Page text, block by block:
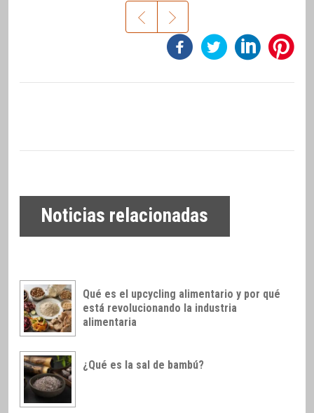
Noticias relacionadas
Qué es el upcycling alimentario y por qué
está revolucionando la industria
alimentaria
¿Qué es la sal de bambú?